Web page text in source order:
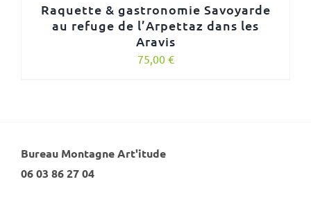
Raquette & gastronomie Savoyarde
au refuge de l’Arpettaz dans les
Aravis
75,00 €
Bureau Montagne Art'itude
06 03 86 27 04